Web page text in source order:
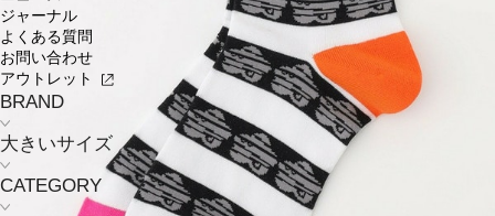
ジャーナル
よくある質問
お問い合わせ
アウトレット
BRAND
大きいサイズ
CATEGORY